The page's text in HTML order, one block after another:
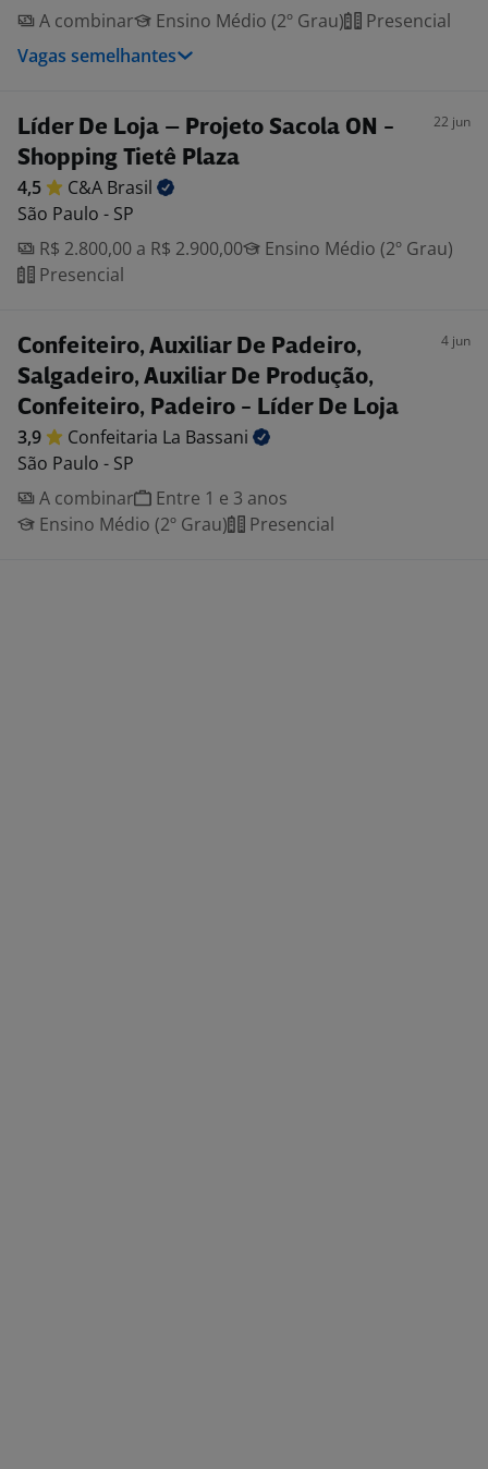
A combinar Ensino Médio (2º Grau)
Presencial
Vagas semelhantes
Líder De Loja – Projeto Sacola ON -
Shopping Tietê Plaza
22 jun
4,5 C&A Brasil
São Paulo - SP
R$ 2.800,00 a R$ 2.900,00
Ensino Médio (2º Grau)
Presencial
Confeiteiro, Auxiliar De Padeiro,
Salgadeiro, Auxiliar De Produção,
Confeiteiro, Padeiro - Líder De Loja
4 jun
3,9 Confeitaria La Bassani
São Paulo - SP
A combinar
Entre 1 e 3 anos
Ensino Médio (2º Grau)
Presencial